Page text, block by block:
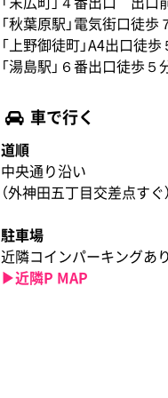
「秋葉原駅」電気街口徒歩
「上野御徒町」A4出口徒
「湯島駅」６番出口徒歩５
車で行く
道順
中央通り沿い
（外神田五丁目交差点すぐ）
駐車場
近隣コインパーキングあり
▶︎近隣P MAP